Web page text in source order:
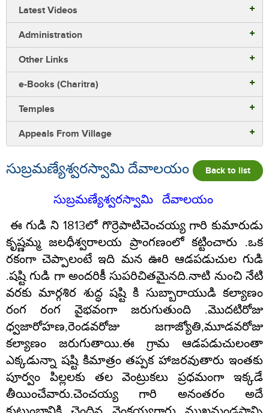
Latest Videos
Administration
Other Links
e-Books (Charitra)
Temples
Appeals From Village
సుబ్రమణ్యేశ్వరస్వామి దేవాలయం Back to list
సుబ్రమణ్యేశ్వరస్వామి
దేవాలయం
ఈ గుడి ని 1813లో గొర్రెపాటిచెంచయ్య గారి కుమారుడు
కృష్ణమ్మ జలధీశ్వరాలయ ప్రాంగణంలో కట్టించారు .ఒక
రకంగా చెప్పాలంటే ఇది మన ఊరి ఆడపడుచుల గుడి
.షష్టి గుడి గా అందరికీ సుపరిచితమైనది.నాటి నుంచి నేటి
వరకు మార్గశిర శుద్ధ షష్టి కి సుబ్బారాయుడి కల్యాణం
రంగ రంగ వైభవంగా జరుగుతుంది .మొదటిరోజు
ధ్వజారోహణ,రెండవరోజు జగాజ్యోతి,మూడవరోజు
కల్యాణం జరుగుతాయి.ఈ గ్రామ ఆడపడుచులంతా
ఎక్కడున్నా షష్టి కిమాత్రం తప్పక హాజరవుతారు ఇంతకు
పూర్వం పిల్లలకు తల వెంట్రుకలు ప్రధమంగా ఇక్కడే
తీయించేవారు.చెంచయ్య గారి అనంతరం అదే